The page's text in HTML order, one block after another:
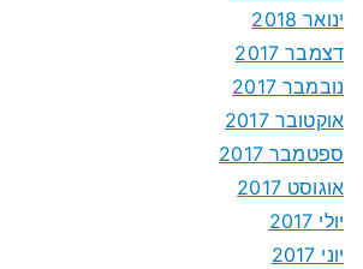
ינואר 2018
דצמבר 2017
נובמבר 2017
אוקטובר 2017
ספטמבר 2017
אוגוסט 2017
יולי 2017
יוני 2017